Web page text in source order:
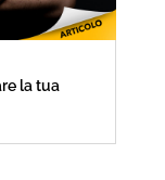
la tua